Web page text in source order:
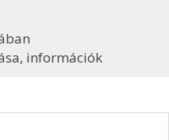
információk